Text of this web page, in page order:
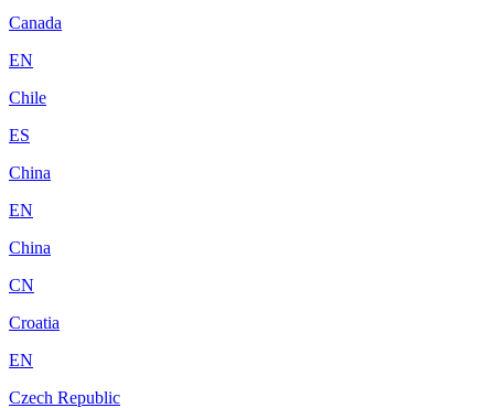
Canada
EN
Chile
ES
China
EN
China
CN
Croatia
EN
Czech Republic